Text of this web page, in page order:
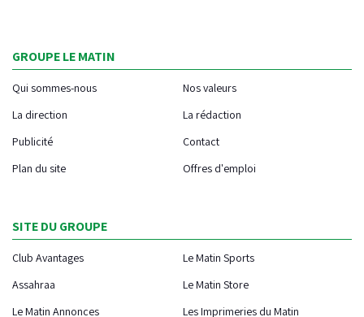
GROUPE LE MATIN
Qui sommes-nous
Nos valeurs
La direction
La rédaction
Publicité
Contact
Plan du site
Offres d'emploi
SITE DU GROUPE
Club Avantages
Le Matin Sports
Assahraa
Le Matin Store
Le Matin Annonces
Les Imprimeries du Matin